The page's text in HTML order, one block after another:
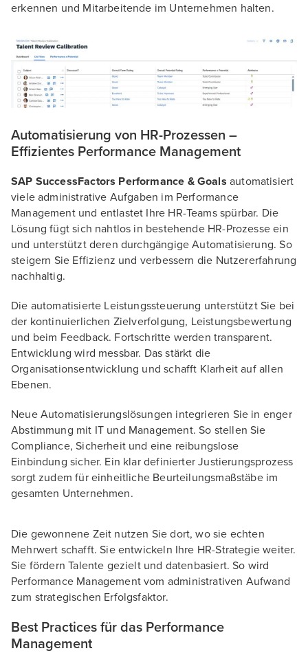
erkennen und Mitarbeitende im Unternehmen halten.
Automatisierung von HR-Prozessen –
Effizientes Performance Management
SAP SuccessFactors Performance & Goals automatisiert
viele administrative Aufgaben im Performance
Management und entlastet Ihre HR-Teams spürbar. Die
Lösung fügt sich nahtlos in bestehende HR-Prozesse ein
und unterstützt deren durchgängige Automatisierung. So
steigern Sie Effizienz und verbessern die Nutzererfahrung
nachhaltig.
Die automatisierte Leistungssteuerung unterstützt Sie bei
der kontinuierlichen Zielverfolgung, Leistungsbewertung
und beim Feedback. Fortschritte werden transparent.
Entwicklung wird messbar. Das stärkt die
Organisationsentwicklung und schafft Klarheit auf allen
Ebenen.
Neue Automatisierungslösungen integrieren Sie in enger
Abstimmung mit IT und Management. So stellen Sie
Compliance, Sicherheit und eine reibungslose
Einbindung sicher. Ein klar definierter Justierungsprozess
sorgt zudem für einheitliche Beurteilungsmaßstäbe im
gesamten Unternehmen.
Die gewonnene Zeit nutzen Sie dort, wo sie echten
Mehrwert schafft. Sie entwickeln Ihre HR-Strategie weiter.
Sie fördern Talente gezielt und datenbasiert. So wird
Performance Management vom administrativen Aufwand
zum strategischen Erfolgsfaktor.
Best Practices für das Performance
Management